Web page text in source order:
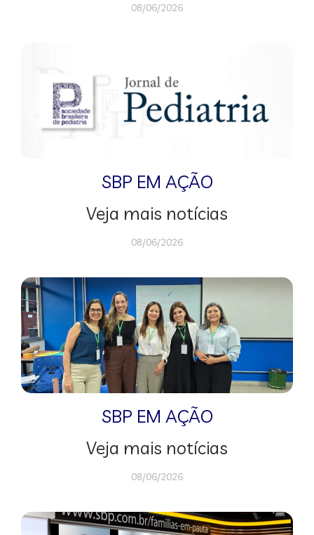
08/06/2026
SBP EM AÇÃO
Veja mais notícias
08/06/2026
SBP EM AÇÃO
Veja mais notícias
08/06/2026